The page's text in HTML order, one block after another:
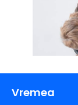
Vremea